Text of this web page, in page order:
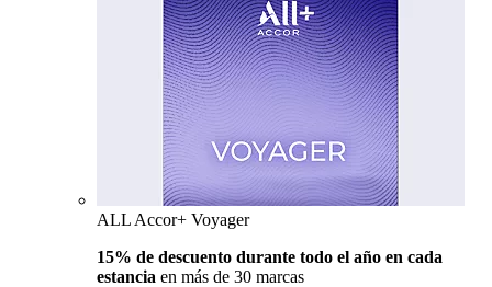
ALL Accor+ Voyager
15% de descuento durante todo el año en cada
estancia en más de 30 marcas